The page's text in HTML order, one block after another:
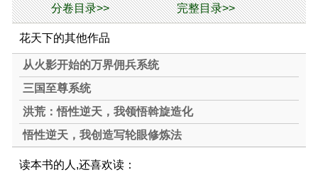
价！）分卷目录>> 完整目录>>
花天下的其他作品
从火影开始的万界佣兵系统
三国至尊系统
洪荒：悟性逆天，我领悟斡旋造化
悟性逆天，我创造写轮眼修炼法
读本书的人,还喜欢读：